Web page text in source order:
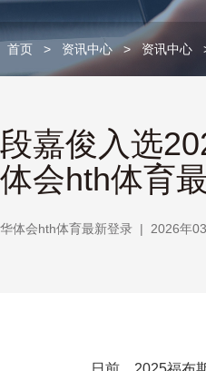
首页 > 资讯中心 > 资讯中心
段嘉俊入选
体会hth体育
华体会hth体育最新登录 | 2026年